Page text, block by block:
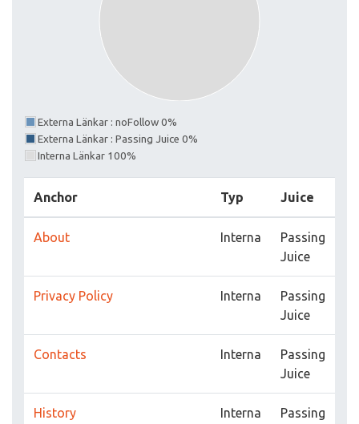
Externa Länkar : noFollow 0%
Externa Länkar : Passing Juice 0%
Interna Länkar 100%
Anchor Typ Juice
About Interna
Passing
Juice
Privacy Policy Interna
Passing
Juice
Contacts Interna
Passing
Juice
History Interna
Passing